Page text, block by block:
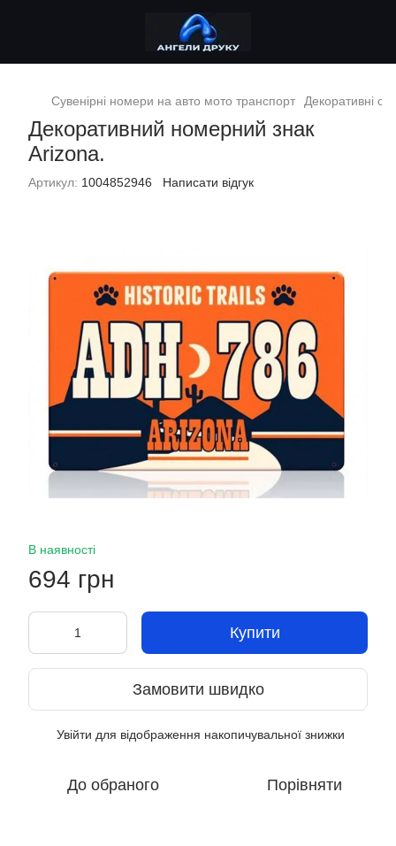
Сувенірні номери на авто мото транспорт Декоративні
Декоративний номерний знак
Arizona.
Артикул: 1004852946 Написати відгук
В наявності
694 грн
Купити
Замовити швидко
Увійти для відображення накопичувальної знижки
До обраного Порівняти